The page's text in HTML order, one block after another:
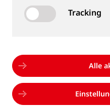
Goldschmidt
Tracking
Alle